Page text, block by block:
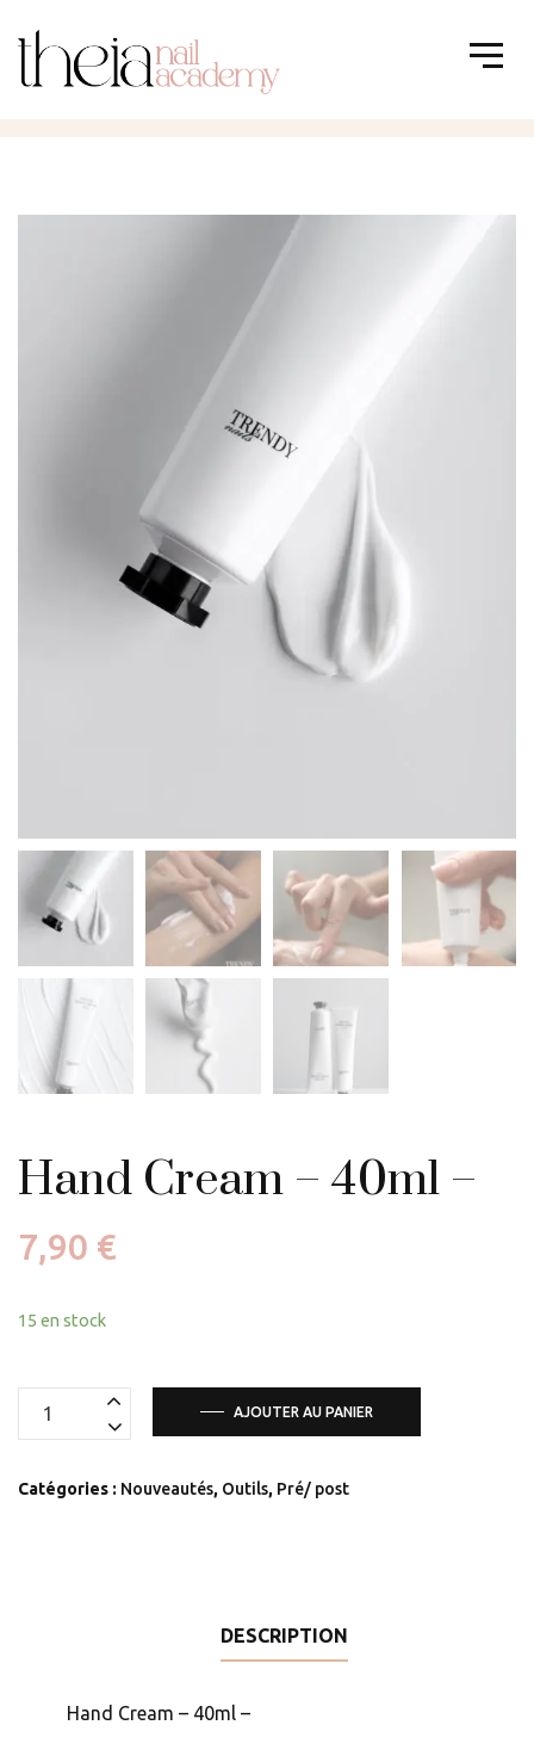
Hand Cream – 40ml –
7,90 €
15 en stock
quantité
Cream
AJOUTER AU PANIER
Catégories : Nouveautés, Outils, Pré/ post
DESCRIPTION
Hand Cream – 40ml –